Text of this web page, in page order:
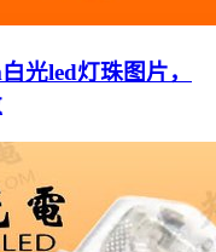
光led灯珠图片，